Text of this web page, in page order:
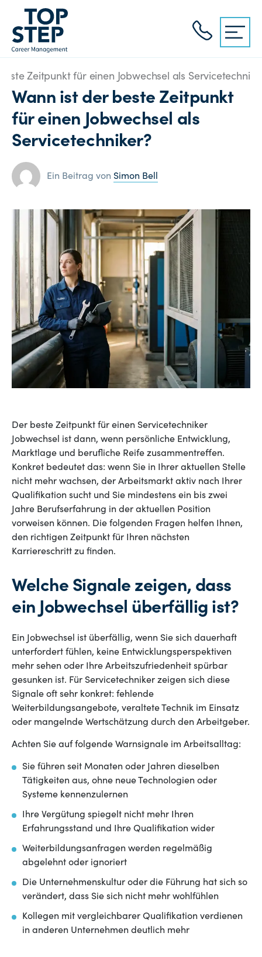
Zeitpunkt für einen Jobwechsel als
Wann ist der beste Zeitpunkt
für einen Jobwechsel als
Servicetechniker?
Ein Beitrag von Simon Bell
Der beste Zeitpunkt für einen Servicetechniker
Jobwechsel ist dann, wenn persönliche Entwicklung,
Marktlage und berufliche Reife zusammentreffen.
Konkret bedeutet das: wenn Sie in Ihrer aktuellen Stelle
nicht mehr wachsen, der Arbeitsmarkt aktiv nach Ihrer
Qualifikation sucht und Sie mindestens ein bis zwei
Jahre Berufserfahrung in der aktuellen Position
vorweisen können. Die folgenden Fragen helfen Ihnen,
den richtigen Zeitpunkt für Ihren nächsten
Karriereschritt zu finden.
Welche Signale zeigen, dass
ein Jobwechsel überfällig ist?
Ein Jobwechsel ist überfällig, wenn Sie sich dauerhaft
unterfordert fühlen, keine Entwicklungsperspektiven
mehr sehen oder Ihre Arbeitszufriedenheit spürbar
gesunken ist. Für Servicetechniker zeigen sich diese
Signale oft sehr konkret: fehlende
Weiterbildungsangebote, veraltete Technik im Einsatz
oder mangelnde Wertschätzung durch den Arbeitgeber.
Achten Sie auf folgende Warnsignale im Arbeitsalltag:
Sie führen seit Monaten oder Jahren dieselben
Tätigkeiten aus, ohne neue Technologien oder
Systeme kennenzulernen
Ihre Vergütung spiegelt nicht mehr Ihren
Erfahrungsstand und Ihre Qualifikation wider
Weiterbildungsanfragen werden regelmäßig
abgelehnt oder ignoriert
Die Unternehmenskultur oder die Führung hat sich so
verändert, dass Sie sich nicht mehr wohlfühlen
Kollegen mit vergleichbarer Qualifikation verdienen
in anderen Unternehmen deutlich mehr